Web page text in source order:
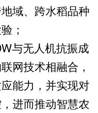
域、跨水稻品种
；
与无人机抗振成
网技术相融合，
能力，并实现对
进而推动智慧农